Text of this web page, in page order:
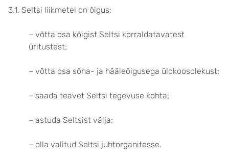
3.1. Seltsi liikmetel on õigus:
– võtta osa kõigist Seltsi korraldatavatest
üritustest;
– võtta osa sõna- ja hääleõigusega üldkoosolekust;
– saada teavet Seltsi tegevuse kohta;
– astuda Seltsist välja;
– olla valitud Seltsi juhtorganitesse.